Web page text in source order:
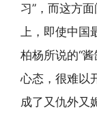
习”，而这方
上，即使中
柏杨所说的“
心态，很难以
成了又仇外又